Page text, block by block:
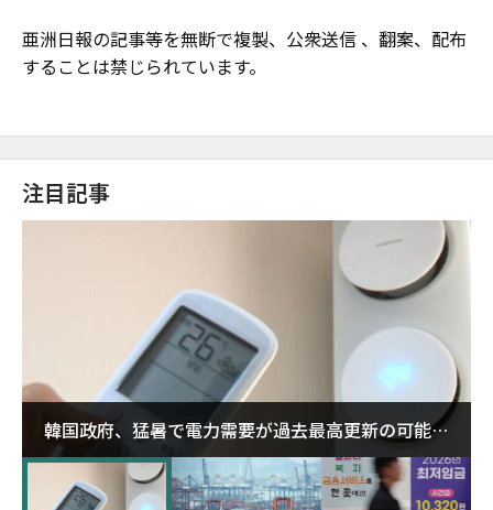
亜洲日報の記事等を無断で複製、公衆送信 、翻案、配布
することは禁じられています。
注目記事
韓国政府、猛暑で電力需要が過去最高更新の可能性
に需給対応体制を点検